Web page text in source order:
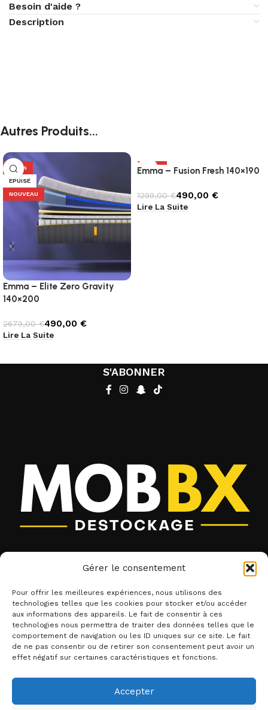
Gérer le consentement
Pour offrir les meilleures expériences, nous utilisons des
technologies telles que les cookies pour stocker et/ou accéder
aux informations des appareils. Le fait de consentir à ces
technologies nous permettra de traiter des données telles que le
comportement de navigation ou les ID uniques sur ce site. Le fait
de ne pas consentir ou de retirer son consentement peut avoir un
effet négatif sur certaines caractéristiques et fonctions.
Accepter
Besoin d'aide ?
Description
Autres Produits...
-82%
ÉPUISÉ
NOUVEAU
Emma – Elite Zero Gravity
140×200
2679,00€490,00 €
Lire La Suite
-62%
Emma – Fusion Fresh 140×190
1299,00€490,00 €
Lire La Suite
S'ABONNER
Liens utiles
CGV
Mentions légales
Categories
Matelas
Lits